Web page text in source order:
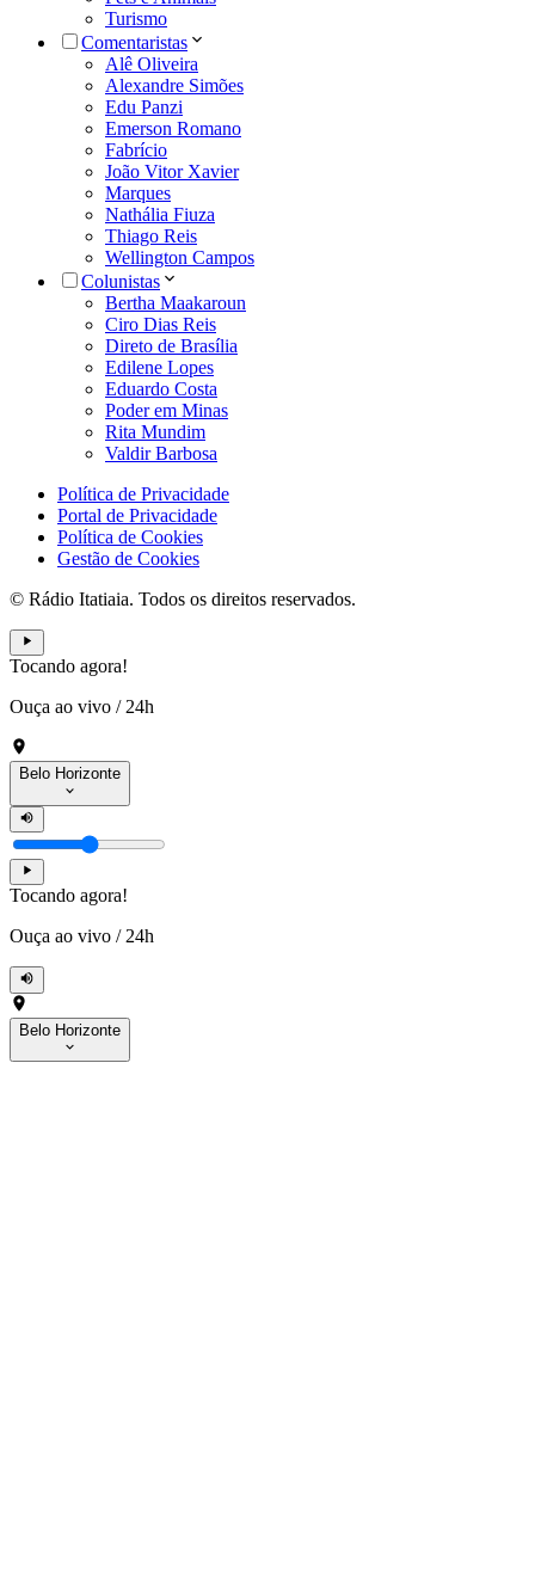
Turismo
Comentaristas
Alê Oliveira
Alexandre Simões
Edu Panzi
Emerson Romano
Fabrício
João Vitor Xavier
Marques
Nathália Fiuza
Thiago Reis
Wellington Campos
Colunistas
Bertha Maakaroun
Ciro Dias Reis
Direto de Brasília
Edilene Lopes
Eduardo Costa
Poder em Minas
Rita Mundim
Valdir Barbosa
Política de Privacidade
Portal de Privacidade
Política de Cookies
Gestão de Cookies
© Rádio Itatiaia. Todos os direitos reservados.
Tocando agora!
Ouça ao vivo / 24h
Belo Horizonte
Tocando agora!
Ouça ao vivo / 24h
Belo Horizonte